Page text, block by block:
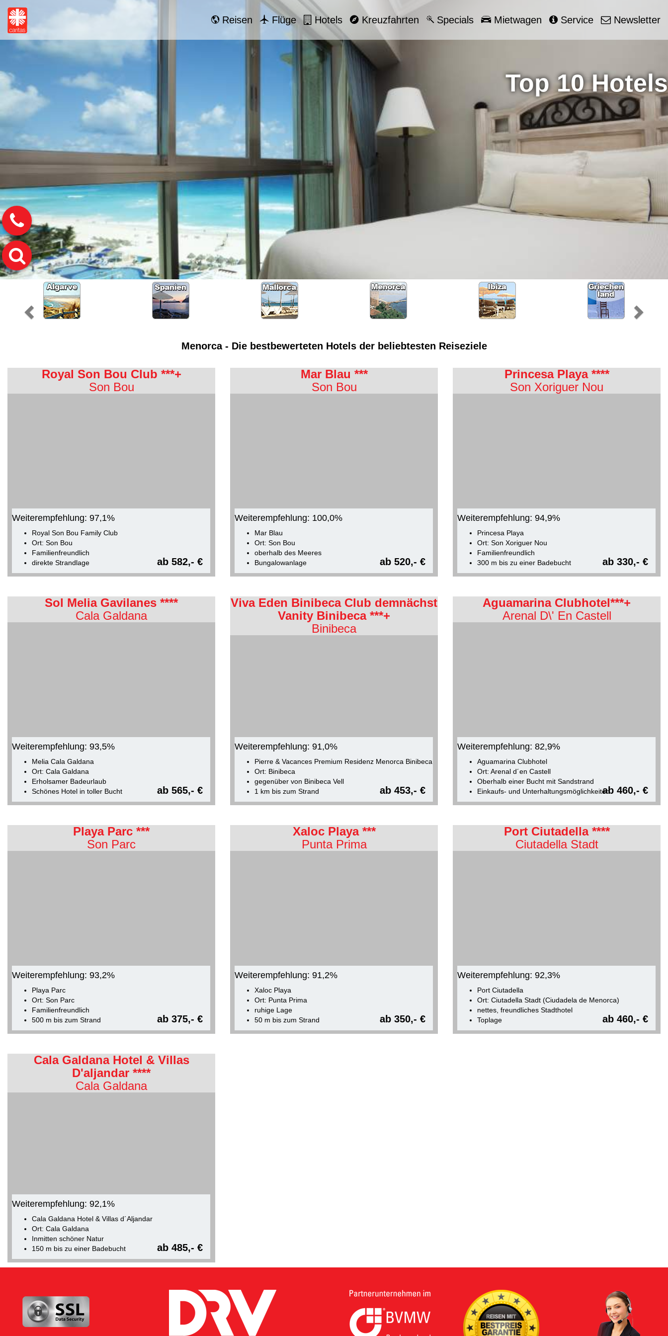
Reisen Flüge Hotels Kreuzfahrten Specials Mietwagen Service Newsletter
Top 10 Hotels
Menorca - Die bestbewerteten Hotels der beliebtesten Reiseziele
Royal Son Bou Club ***+
Son Bou
Weiterempfehlung: 97,1%
Royal Son Bou Family Club
Ort: Son Bou
Familienfreundlich
direkte Strandlage
ab 582,- €
Mar Blau ***
Son Bou
Weiterempfehlung: 100,0%
Mar Blau
Ort: Son Bou
oberhalb des Meeres
Bungalowanlage
ab 520,- €
Princesa Playa ****
Son Xoriguer Nou
Weiterempfehlung: 94,9%
Princesa Playa
Ort: Son Xoriguer Nou
Familienfreundlich
300 m bis zu einer Badebucht
ab 330,- €
Sol Melia Gavilanes ****
Cala Galdana
Weiterempfehlung: 93,5%
Melia Cala Galdana
Ort: Cala Galdana
Erholsamer Badeurlaub
Schönes Hotel in toller Bucht
ab 565,- €
Viva Eden Binibeca Club demnächst
Vanity Binibeca ***+
Binibeca
Weiterempfehlung: 91,0%
Pierre & Vacances Premium Residenz Menorca Binibeca
Ort: Binibeca
gegenüber von Binibeca Vell
1 km bis zum Strand
ab 453,- €
Aguamarina Clubhotel***+
Arenal D\' En Castell
Weiterempfehlung: 82,9%
Aguamarina Clubhotel
Ort: Arenal d´en Castell
Oberhalb einer Bucht mit Sandstrand
Einkaufs- und Unterhaltungsmöglichkeitenab 460,- €
Playa Parc ***
Son Parc
Weiterempfehlung: 93,2%
Playa Parc
Ort: Son Parc
Familienfreundlich
500 m bis zum Strand
ab 375,- €
Xaloc Playa ***
Punta Prima
Weiterempfehlung: 91,2%
Xaloc Playa
Ort: Punta Prima
ruhige Lage
50 m bis zum Strand
ab 350,- €
Port Ciutadella ****
Ciutadella Stadt
Weiterempfehlung: 92,3%
Port Ciutadella
Ort: Ciutadella Stadt (Ciudadela de Menorca)
nettes, freundliches Stadthotel
Toplage
ab 460,- €
Cala Galdana Hotel & Villas
D'aljandar ****
Cala Galdana
Weiterempfehlung: 92,1%
Cala Galdana Hotel & Villas d´Aljandar
Ort: Cala Galdana
Inmitten schöner Natur
150 m bis zu einer Badebucht
ab 485,- €